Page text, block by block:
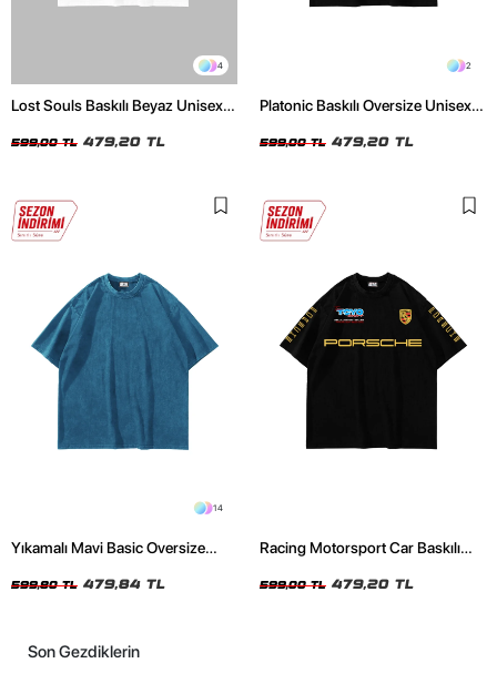
4
Lost Souls Baskılı Beyaz Unisex
599,00 TL 479,20 TL
2
Platonic Baskılı Oversize Unisex
599,00 TL 479,20 TL
14
Yıkamalı Mavi Basic Oversize
599,80 TL 479,84 TL
Racing Motorsport Car Baskılı
599,00 TL 479,20 TL
Son Gezdiklerin